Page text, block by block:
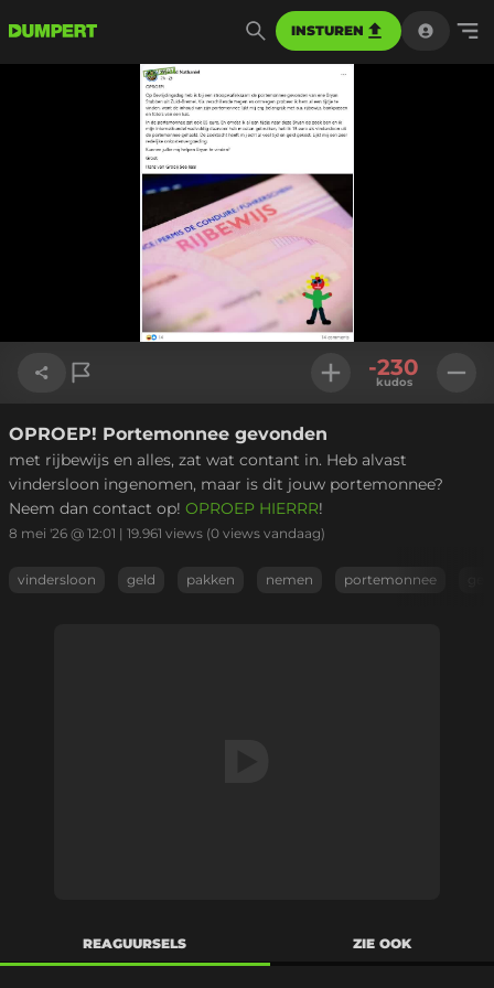
INSTUREN
Link kopiëren
-230
kudos
OPROEP! Portemonnee gevonden
met rijbewijs en alles, zat wat contant in. Heb alvast
vindersloon ingenomen, maar is dit jouw portemonnee?
Neem dan contact op! OPROEP HIERRR!
8 mei '26 @ 12:01 | 19.961 views (0 views vandaag)
vindersloon geld pakken nemen portemonnee
REAGUURSELS ZIE OOK